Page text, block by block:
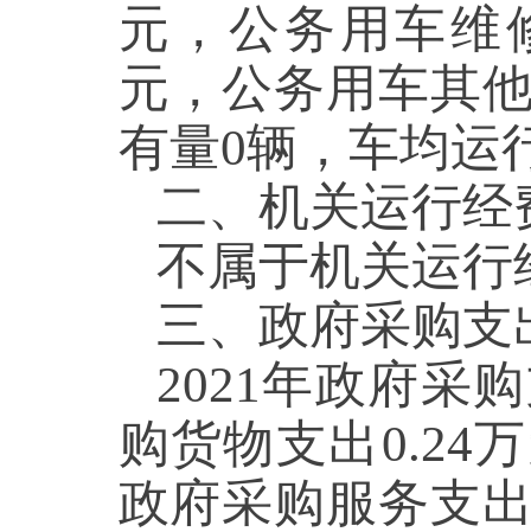
元，公务用车维
元，公务用车其
有量0辆，车均运
二、机关运行经
不属于机关运
三、政府采购支
2021年政府采
购货物支出0.24
政府采购服务支